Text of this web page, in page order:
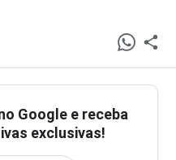
Google e receba
exclusivas!